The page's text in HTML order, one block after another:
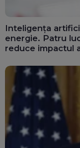
Inteligența
energie. Patru
reduce impactul